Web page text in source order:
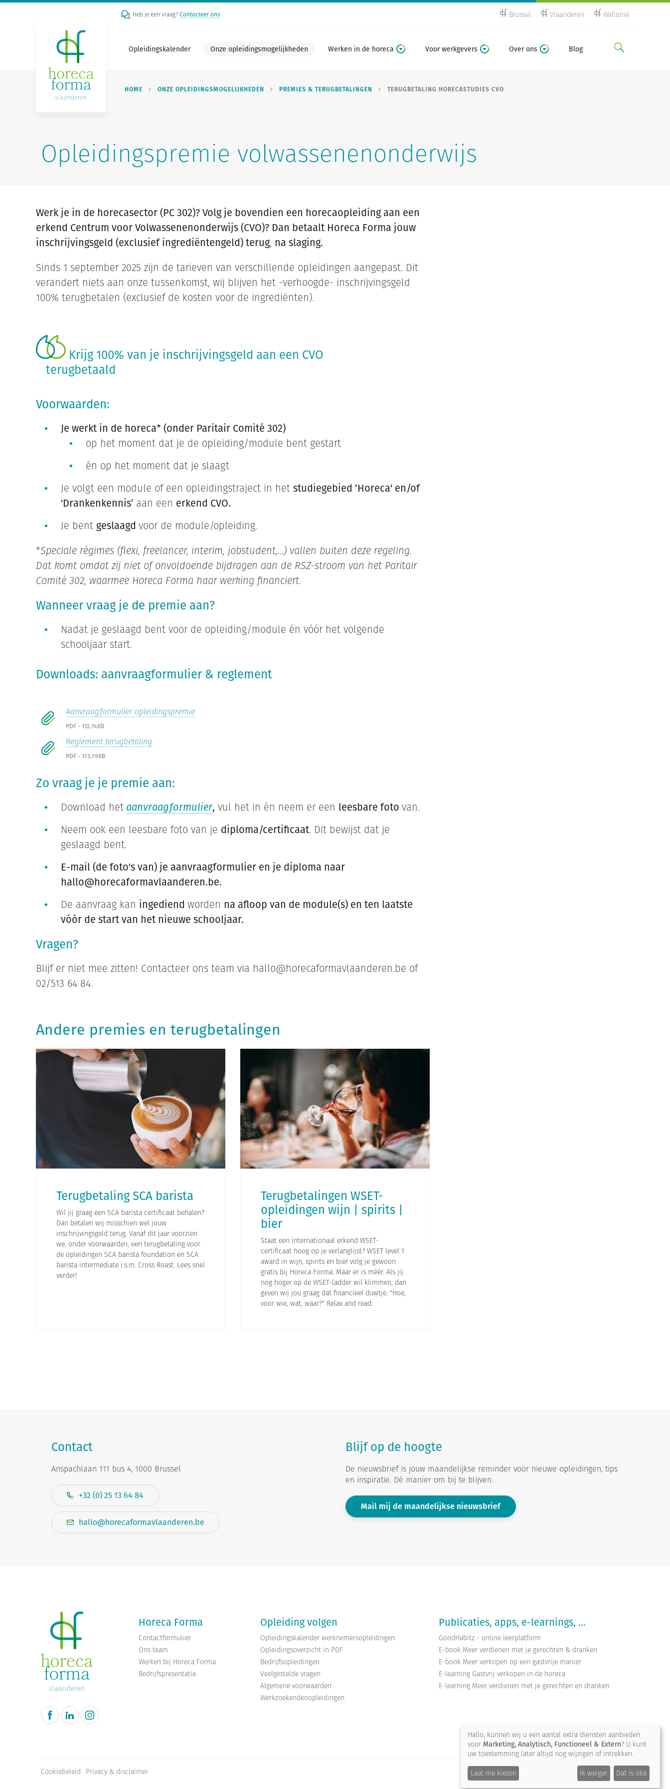
Heb je een vraag?Contacteer ons Brussel Vlaanderen Wallonië
Opleidingskalender Onze opleidingsmogelijkheden Werken in de horeca Voor werkgevers Over ons Blog
HOME ONZE OPLEIDINGSMOGELIJKHEDEN PREMIES & TERUGBETALINGEN TERUGBETALING HORECASTUDIES CVO
Opleidingspremie volwassenenonderwijs
Werk je in de horecasector (PC 302)? Volg je bovendien een horecaopleiding aan een
erkend Centrum voor Volwassenenonderwijs (CVO)? Dan betaalt Horeca Forma jouw
inschrijvingsgeld (exclusief ingrediëntengeld) terug, na slaging.
Sinds 1 september 2025 zijn de tarieven van verschillende opleidingen aangepast. Dit
verandert niets aan onze tussenkomst, wij blijven het -verhoogde- inschrijvingsgeld
100% terugbetalen (exclusief de kosten voor de ingrediënten).
Krijg 100% van je inschrijvingsgeld aan een CVO
terugbetaald
Voorwaarden:
Je werkt in de horeca* (onder Paritair Comité 302)
op het moment dat je de opleiding/module bent gestart
én op het moment dat je slaagt
Je volgt een module of een opleidingstraject in het studiegebied ‘Horeca' en/of
'Drankenkennis’ aan een erkend CVO.
Je bent geslaagd voor de module/opleiding.
*Speciale régimes (flexi, freelancer, interim, jobstudent,…) vallen buiten deze regeling.
Dat komt omdat zij niet of onvoldoende bijdragen aan de RSZ-stroom van het Paritair
Comité 302, waarmee Horeca Forma haar werking financiert.
Wanneer vraag je de premie aan?
Nadat je geslaagd bent voor de opleiding/module én vóór het volgende
schooljaar start.
Downloads: aanvraagformulier & reglement
Aanvraagformulier opleidingspremie
PDF - 112.74KB
Reglement terugbetaling
PDF - 173.79KB
Zo vraag je je premie aan:
Download het aanvraagformulier, vul het in én neem er een leesbare foto van.
Neem ook een leesbare foto van je diploma/certificaat. Dit bewijst dat je
geslaagd bent.
E-mail (de foto's van) je aanvraagformulier en je diploma naar
hallo@horecaformavlaanderen.be.
De aanvraag kan ingediend worden na afloop van de module(s) en ten laatste
vóór de start van het nieuwe schooljaar.
Vragen?
Blijf er niet mee zitten! Contacteer ons team via hallo@horecaformavlaanderen.be of
02/513 64 84.
Andere premies en terugbetalingen
Terugbetaling SCA barista
Wil jij graag een SCA barista certificaat behalen?
Dan betalen wij misschien wel jouw
inschrijvingsgeld terug. Vanaf dit jaar voorzien
we, onder voorwaarden, een terugbetaling voor
de opleidingen SCA barista foundation en SCA
barista intermediate i.s.m. Cross Roast. Lees snel
verder!
Terugbetalingen WSET-
opleidingen wijn | spirits |
bier
Staat een internationaal erkend WSET-
certificaat hoog op je verlanglijst? WSET level 1
award in wijn, spirits en bier volg je gewoon
gratis bij Horeca Forma. Maar er is méér. Als jij
nog hoger op de WSET-ladder wil klimmen, dan
geven wij jou graag dat financieel duwtje. "Hoe,
voor wie, wat, waar?" Relax and read:
Contact
Anspachlaan 111 bus 4, 1000 Brussel
+32 (0) 25 13 64 84
hallo@horecaformavlaanderen.be
Blijf op de hoogte
De nieuwsbrief is jouw maandelijkse reminder voor nieuwe opleidingen, tips
en inspiratie. Dé manier om bij te blijven.
Mail mij de maandelijkse nieuwsbrief
Horeca Forma
Contactformulier
Ons team
Werken bij Horeca Forma
Bedrijfspresentatie
Opleiding volgen
Opleidingskalender werknemersopleidingen
Opleidingsoverzicht in PDF
Bedrijfsopleidingen
Veelgestelde vragen
Algemene voorwaarden
Werkzoekendenopleidingen
Publicaties, apps, e-learnings, ...
GoodHabitz - online leerplatform
E-book Meer verdienen met je gerechten & dranken
E-book Meer verkopen op een gastvrije manier
E-learning Gastvrij verkopen in de horeca
E-learning Meer verdienen met je gerechten en dranken
Cookiebeleid Privacy & disclaimer
Site
by
Hallo, kunnen wij u een aantal extra diensten aanbieden
voor Marketing, Analytisch, Functioneel & Extern? U kunt
uw toestemming later altijd nog wijzigen of intrekken.
Laat me kiezen
Ik weiger Dat is oké